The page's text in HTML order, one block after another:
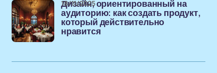
Дизайн, ориентированный на
аудиторию: как создать продукт,
который действительно
нравится
18/11/2025